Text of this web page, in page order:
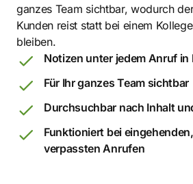
ganzes Team sichtbar, wodurch
Kunden reist statt bei einem
bleiben.
Notizen unter jedem Anruf in
Für Ihr ganzes Team sichtbar
Durchsuchbar nach Inhalt
Funktioniert bei
verpassten Anrufen